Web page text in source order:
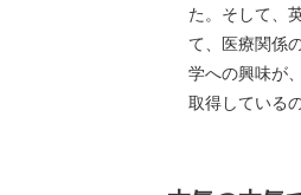
た。そして、
て、医療関係
学への興味が
取得している